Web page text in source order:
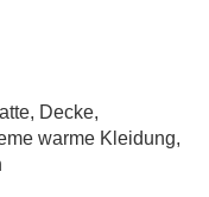
Decke,
warme Kleidung,